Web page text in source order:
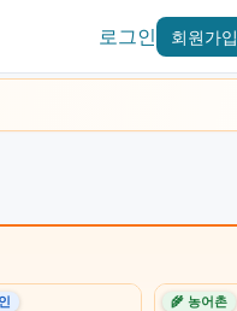
로그인 회원가입
🌾 농어촌
🌾 농어촌